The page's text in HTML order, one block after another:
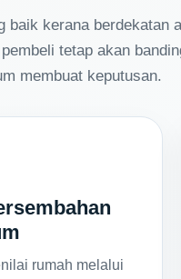
baik kerana berdekatan
tetap akan
membuat keputusan.
rumah melalui